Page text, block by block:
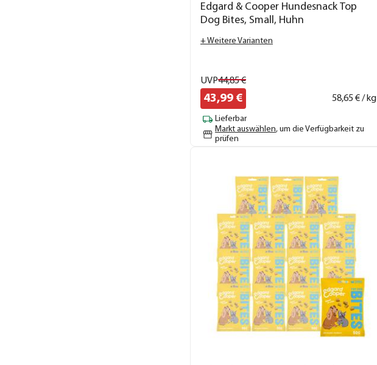
Edgard & Cooper Hundesnack Top
Dog Bites, Small, Huhn
+ Weitere Varianten
UVP44,85€
43,99 € 58,65 € / kg
Lieferbar
Markt auswählen, um die Verfügbarkeit zu
prüfen